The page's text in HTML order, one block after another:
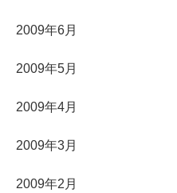
2009年6月
2009年5月
2009年4月
2009年3月
2009年2月